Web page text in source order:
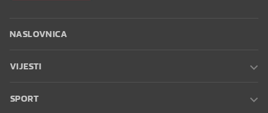
NASLOVNICA
VIJESTI
SPORT